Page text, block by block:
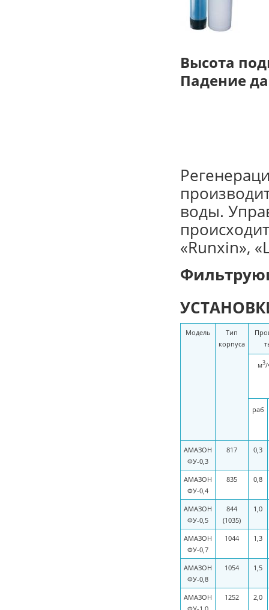
Высота
Падение
воды.
«Runxin»,
Модель
Тип
корпуса
м3/
раб
АМАЗОН
ФУ-0,3
817 0,3
АМАЗОН
ФУ-0,4
835 0,8
АМАЗОН
ФУ-0,5
844
(1035)
1,0
АМАЗОН
ФУ-0,7
1044 1,3
АМАЗОН
ФУ-0,8
1054 1,5
АМАЗОН
1252 2,0